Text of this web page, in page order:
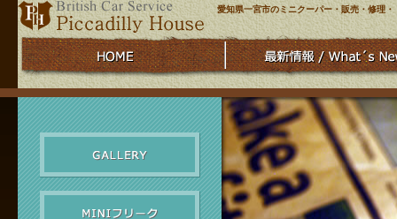
愛知県一宮市のミニクーパー・販売・修理